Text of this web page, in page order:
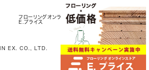
フローリングオンラインストア
E.プライス
EX. CO., LTD.